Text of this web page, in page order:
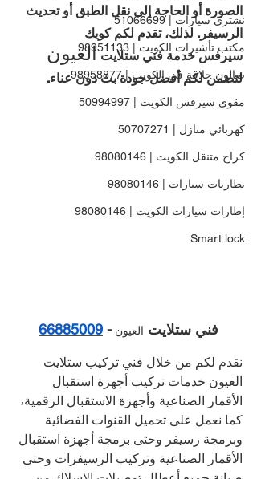
نشتري سيارات | 51066699
مكتب تأشيرات الكويت | 98951133
صالون حلاقة في الكويت | 98958877
مقوي سيرفس الكويت | 50994997
كهربائي منازل | 50707271
كراج متنقل الكويت | 98080146
بطاريات سيارات | 98080146
إطارات سيارات الكويت | 98080146
Smart lock
الصورة أو الحاجة إلى نقل الطبق أو تحديث
الرسيفر. لذلك، تقدم لكم كويك
سيرفس خدمة فني ستلايت العيون
لتضمن لكم أفضل جودة بث دون عناء.
فني ستلايت العيون -
66885009
نقدم لكم من خلال فني تركيب ستلايت
العيون خدمات تركيب أجهزة استقبال
الأقمار الصناعية وأجهزة الاستقبال الرقمية،
كما نعمل على تحميل القنوات الفضائية
وبرمجة رسيفر وحتى برمجة أجهزة استقبال
الأقمار الصناعية وتركيب الرسيفرات وحتى